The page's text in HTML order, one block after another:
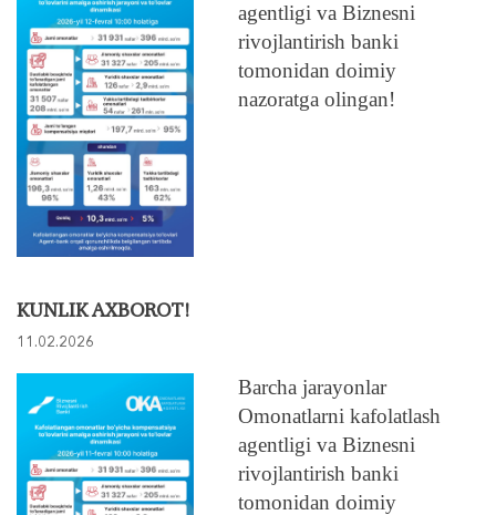
agentligi va Biznesni
rivojlantirish banki
tomonidan doimiy
nazoratga olingan!
KUNLIK AXBOROT!
11.02.2026
Barcha jarayonlar
Omonatlarni kafolatlash
agentligi va Biznesni
rivojlantirish banki
tomonidan doimiy